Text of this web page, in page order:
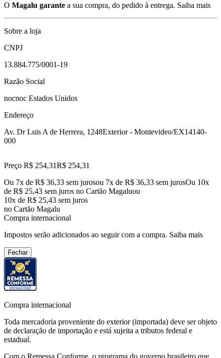
O Magalu garante a sua compra, do pedido à entrega. Saiba mais
Sobre a loja
CNPJ
13.884.775/0001-19
Razão Social
nocnoc Estados Unidos
Endereço
Av. Dr Luis A de Herrera, 1248Exterior - Montevideo/EX14140-
000
Preço R$ 254,31R$ 254,31
Ou 7x de R$ 36,33 sem jurosou 7x de R$ 36,33 sem jurosOu 10x
de R$ 25,43 sem juros no Cartão Magaluou
10x de R$ 25,43 sem juros
no Cartão Magalu
Compra internacional
Impostos serão adicionados ao seguir com a compra. Saiba mais
Fechar
Compra internacional
Toda mercadoria proveniente do exterior (importada) deve ser objeto
de declaração de importação e está sujeita a tributos federal e
estadual.
Com o Remessa Conforme, o programa do governo brasileiro que